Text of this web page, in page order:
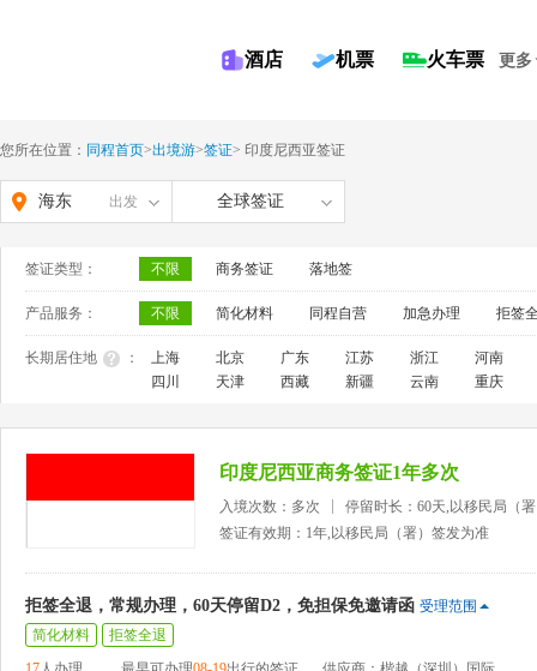
酒店 机票 火车票 更多
您所在位置： 同程首页>出境游>签证> 印度尼西亚签证
海东 出发 全球签证
签证类型： 不限 商务签证 落地签
产品服务： 不限 简化材料 同程自营 加急办理 拒签
长期居住地 ： 上海 北京 广东 江苏 浙江
河南
四川
天津 西藏 新疆 云南 重庆
印度尼西亚商务签证1年多次
入境次数：多次
停留时长：60天,以移民局（
签证有效期：1年,以移民局（署）签发为准
拒签全退，常规办理，60天停留D2，免担保免邀请函 受理范围
简化材料
拒签全退